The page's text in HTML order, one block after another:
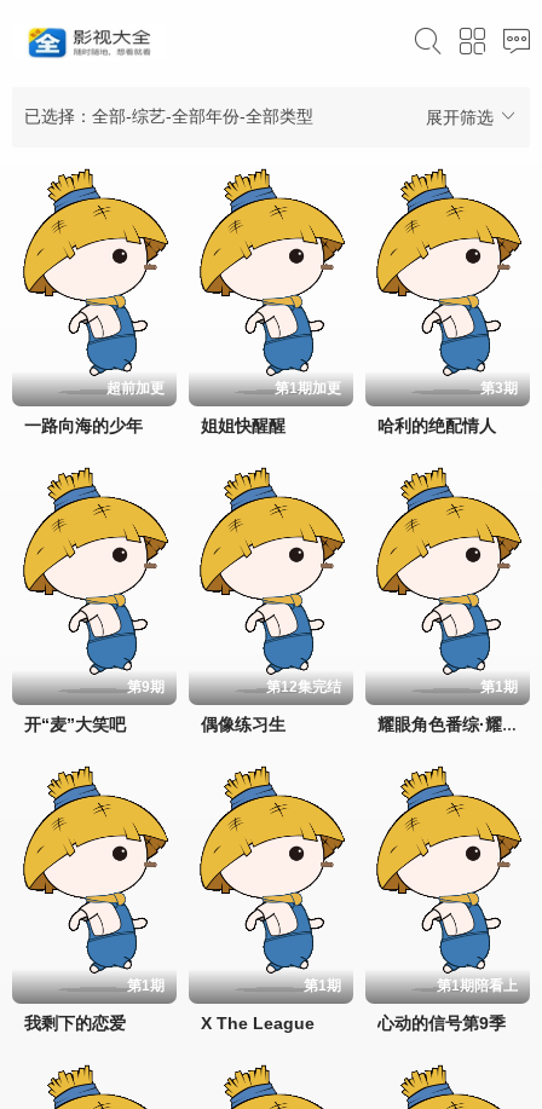
展开筛选
已选择：全部-综艺-全部年份-全部类型
超前加更
一路向海的少年
第1期加更
姐姐快醒醒
第3期
哈利的绝配情人
第9期
开“麦”大笑吧
第12集完结
偶像练习生
第1期
耀眼角色番综·耀眼一夏
第1期
我剩下的恋爱
第1期
X The League
第1期陪看上
心动的信号第9季